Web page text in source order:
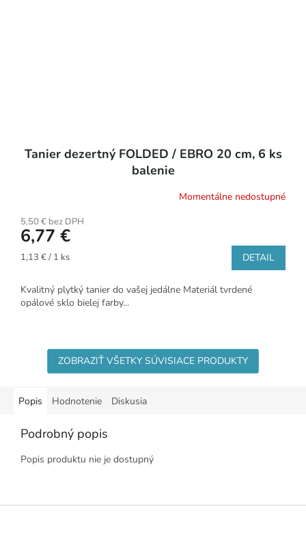
Tanier dezertný FOLDED / EBRO 20 cm, 6 ks
balenie
Momentálne nedostupné
5,50 € bez DPH
6,77 €
Jednotková
1,13 € / 1 ks DETAIL
Kvalitný plytký tanier do vašej jedálne Materiál tvrdené
opálové sklo bielej farby...
ZOBRAZIŤ VŠETKY SÚVISIACE PRODUKTY
Popis Hodnotenie Diskusia
Podrobný popis
Popis produktu nie je dostupný
Z